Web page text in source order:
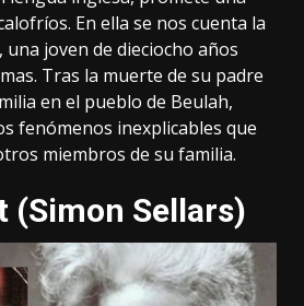
En ella se nos cuenta la
joven de dieciocho años
Tras la muerte de su padre
en el pueblo de Beulah,
fenómenos inexplicables que
miembros de su familia.
(Simon Sellars)